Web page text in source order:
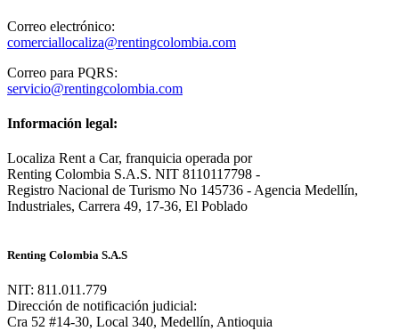
Correo electrónico:
comerciallocaliza@rentingcolombia.com
Correo para PQRS:
servicio@rentingcolombia.com
Información legal:
Localiza Rent a Car, franquicia operada por
Renting Colombia S.A.S. NIT 8110117798 -
Registro Nacional de Turismo No 145736 - Agencia Medellín,
Industriales, Carrera 49, 17-36, El Poblado
Renting Colombia S.A.S
NIT: 811.011.779
Dirección de notificación judicial:
Cra 52 #14-30, Local 340, Medellín, Antioquia